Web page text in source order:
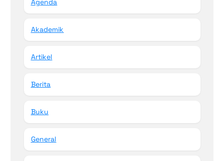
Akademik
Artikel
Berita
Buku
General